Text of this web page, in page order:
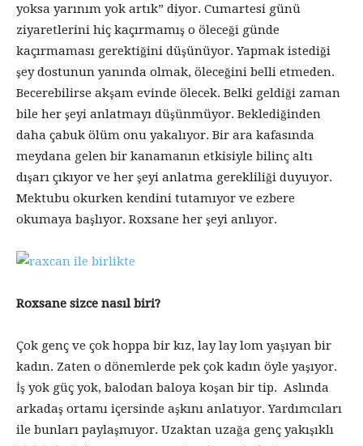
yoksa yarınım yok artık” diyor. Cumartesi günü
ziyaretlerini hiç kaçırmamış o öleceği günde
kaçırmaması gerektiğini düşünüyor. Yapmak istediği
şey dostunun yanında olmak, öleceğini belli etmeden.
Becerebilirse akşam evinde ölecek. Belki geldiği zaman
bile her şeyi anlatmayı düşünmüyor. Beklediğinden
daha çabuk ölüm onu yakalıyor. Bir ara kafasında
meydana gelen bir kanamanın etkisiyle bilinç altı
dışarı çıkıyor ve her şeyi anlatma gerekliliği duyuyor.
Mektubu okurken kendini tutamıyor ve ezbere
okumaya başlıyor. Roxsane her şeyi anlıyor.
Roxsane sizce nasıl biri?
Çok genç ve çok hoppa bir kız, lay lay lom yaşıyan bir
kadın. Zaten o dönemlerde pek çok kadın öyle yaşıyor.
İş yok güç yok, balodan baloya koşan bir tip. Aslında
arkadaş ortamı içersinde aşkını anlatıyor. Yardımcıları
ile bunları paylaşmıyor. Uzaktan uzağa genç yakışıklı